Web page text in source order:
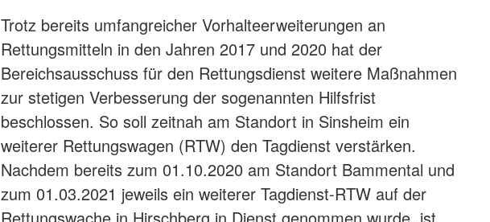
Trotz bereits umfangreicher Vorhalteerweiterungen an
Rettungsmitteln in den Jahren 2017 und 2020 hat der
Bereichsausschuss für den Rettungsdienst weitere Maßnahmen
zur stetigen Verbesserung der sogenannten Hilfsfrist
beschlossen. So soll zeitnah am Standort in Sinsheim ein
weiterer Rettungswagen (RTW) den Tagdienst verstärken.
Nachdem bereits zum 01.10.2020 am Standort Bammental und
zum 01.03.2021 jeweils ein weiterer Tagdienst-RTW auf der